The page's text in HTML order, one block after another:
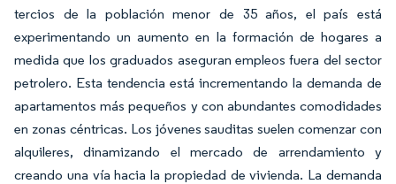
tercios de la población menor de 35 años, el país está
experimentando un aumento en la formación de hogares a
medida que los graduados aseguran empleos fuera del sector
petrolero. Esta tendencia está incrementando la demanda de
apartamentos más pequeños y con abundantes comodidades
en zonas céntricas. Los jóvenes sauditas suelen comenzar con
alquileres, dinamizando el mercado de arrendamiento y
creando una vía hacia la propiedad de vivienda. La demanda